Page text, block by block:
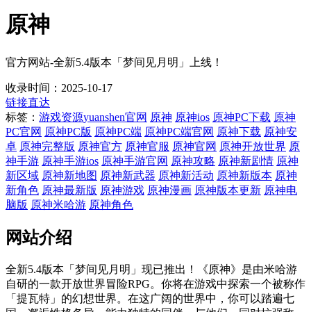
原神
官方网站-全新5.4版本「梦间见月明」上线！
收录时间：2025-10-17
链接直达
标签： 游戏资源yuanshen官网 原神 原神ios 原神PC下载 原神
PC官网 原神PC版 原神PC端 原神PC端官网 原神下载 原神安
卓 原神完整版 原神官方 原神官服 原神官网 原神开放世界 原
神手游 原神手游ios 原神手游官网 原神攻略 原神新剧情 原神
新区域 原神新地图 原神新武器 原神新活动 原神新版本 原神
新角色 原神最新版 原神游戏 原神漫画 原神版本更新 原神电
脑版 原神米哈游 原神角色
网站介绍
全新5.4版本「梦间见月明」现已推出！《原神》是由米哈游
自研的一款开放世界冒险RPG。你将在游戏中探索一个被称作
「提瓦特」的幻想世界。在这广阔的世界中，你可以踏遍七